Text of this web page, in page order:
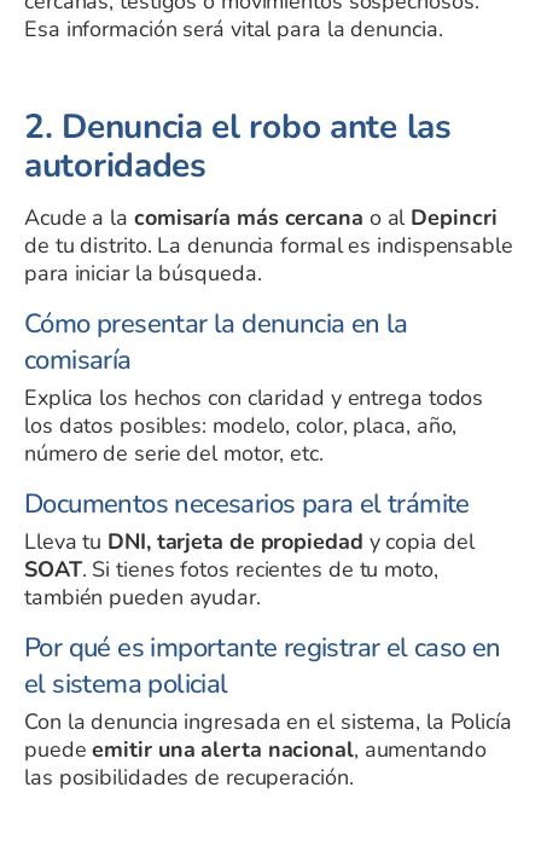
Esa información será vital para la denuncia.
2. Denuncia el robo ante las
autoridades
Acude a la comisaría más cercana o al Depincri
de tu distrito. La denuncia formal es indispensable
para iniciar la búsqueda.
Cómo presentar la denuncia en la
comisaría
Explica los hechos con claridad y entrega todos
los datos posibles: modelo, color, placa, año,
número de serie del motor, etc.
Documentos necesarios para el trámite
Lleva tu DNI, tarjeta de propiedad y copia del
SOAT. Si tienes fotos recientes de tu moto,
también pueden ayudar.
Por qué es importante registrar el caso en
el sistema policial
Con la denuncia ingresada en el sistema, la Policía
puedeemitir una alerta nacional, aumentando
las posibilidades de recuperación.